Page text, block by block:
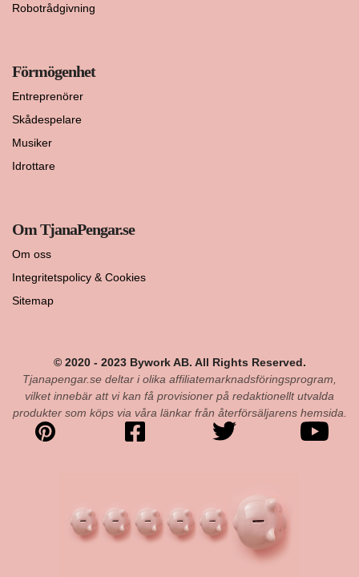
Robotrådgivning
Förmögenhet
Entreprenörer
Skådespelare
Musiker
Idrottare
Om TjanaPengar.se
Om oss
Integritetspolicy & Cookies
Sitemap
© 2020 - 2023 Bywork AB. All Rights Reserved.
Tjanapengar.se deltar i olika affiliatemarknadsföringsprogram,
vilket innebär att vi kan få provisioner på redaktionellt utvalda
produkter som köps via våra länkar från återförsäljarens hemsida.